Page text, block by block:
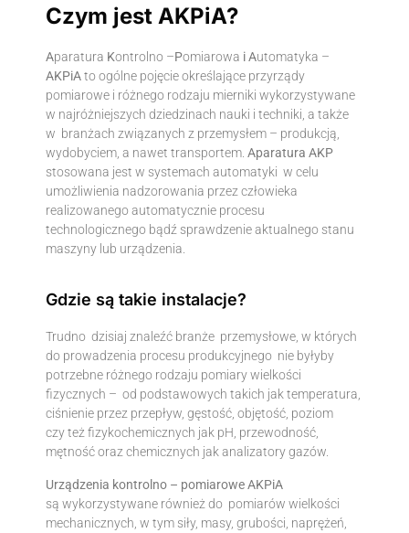
Czym jest AKPiA?
Aparatura Kontrolno –Pomiarowa iAutomatyka –
AKPiAto ogólne pojęcie określające przyrządy
pomiarowe i różnego rodzaju mierniki wykorzystywane
w najróżniejszych dziedzinach nauki i techniki, a także
w branżach związanych z przemysłem – produkcją,
wydobyciem, a nawet transportem. Aparatura AKP
stosowana jest w systemach automatyki w celu
umożliwienia nadzorowania przez człowieka
realizowanego automatycznie procesu
technologicznego bądź sprawdzenie aktualnego stanu
maszyny lub urządzenia.
Gdzie są takie instalacje?
Trudno dzisiaj znaleźć branże przemysłowe, w których
do prowadzenia procesu produkcyjnego nie byłyby
potrzebne różnego rodzaju pomiary wielkości
fizycznych – od podstawowych takich jak temperatura,
ciśnienie przez przepływ, gęstość, objętość, poziom
czy też fizykochemicznych jak pH, przewodność,
mętność oraz chemicznych jak analizatory gazów.
Urządzenia kontrolno – pomiarowe AKPiA
są wykorzystywane również do pomiarów wielkości
mechanicznych, w tym siły, masy, grubości, naprężeń,